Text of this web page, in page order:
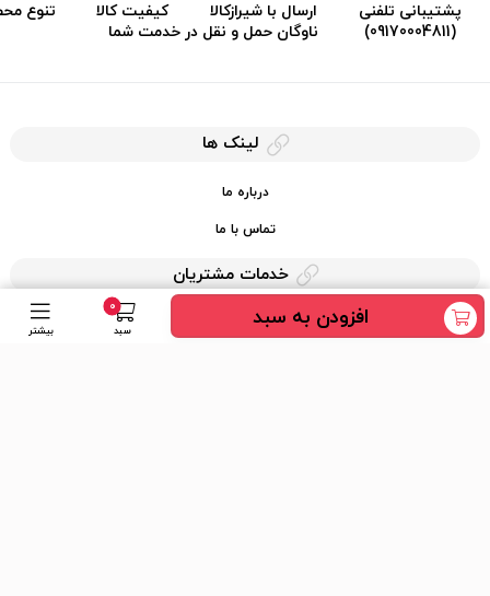
افزودن به سبد 0
سبد بیشتر
پشتیبانی تلفنی
(09170004811)
ارسال با شیرازکالا
ناوگان حمل و نقل در خدمت شما
کیفیت کالا تنوع
لینک ها
درباره ما
تماس با ما
خدمات مشتریان
حریم خصوصی